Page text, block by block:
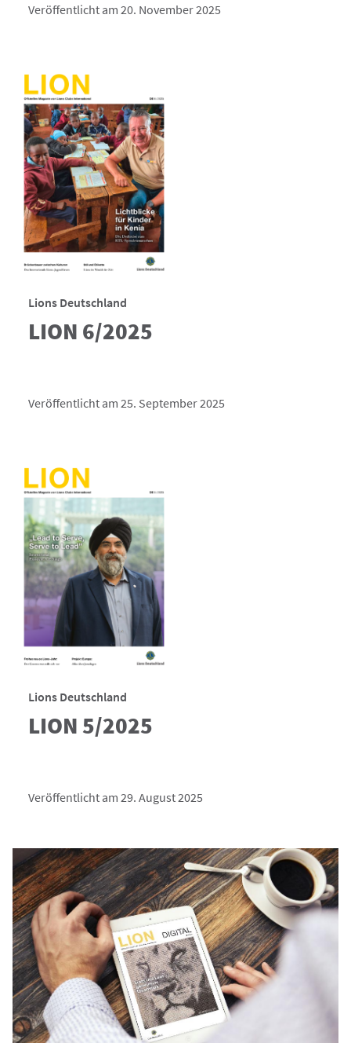
Veröffentlicht am 20. November 2025
Lions Deutschland
LION 6/2025
Veröffentlicht am 25. September 2025
Lions Deutschland
LION 5/2025
Veröffentlicht am 29. August 2025